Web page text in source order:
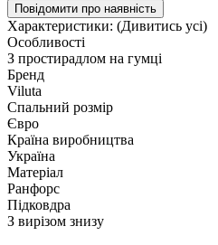
Повідомити про наявність
Характеристики: (Дивитись усі)
Особливості
З простирадлом на гумці
Бренд
Viluta
Спальний розмір
Євро
Країна виробництва
Україна
Матеріал
Ранфорс
Підковдра
З вирізом знизу